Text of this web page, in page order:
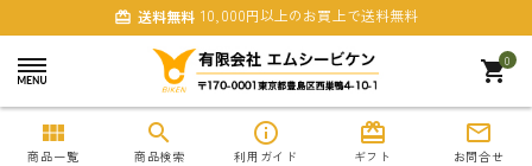
card_giftcard 送料無料 10,000円以上のお買上で送料無料
0
shopping_cart
view_module
商品一覧
search
商品検索
info_outline
利用ガイド
card_giftcard
ギフト
mail_outline
お問合せ